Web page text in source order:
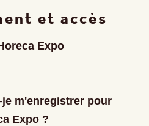
et accès
Expo
m'enregistrer pour
Expo ?